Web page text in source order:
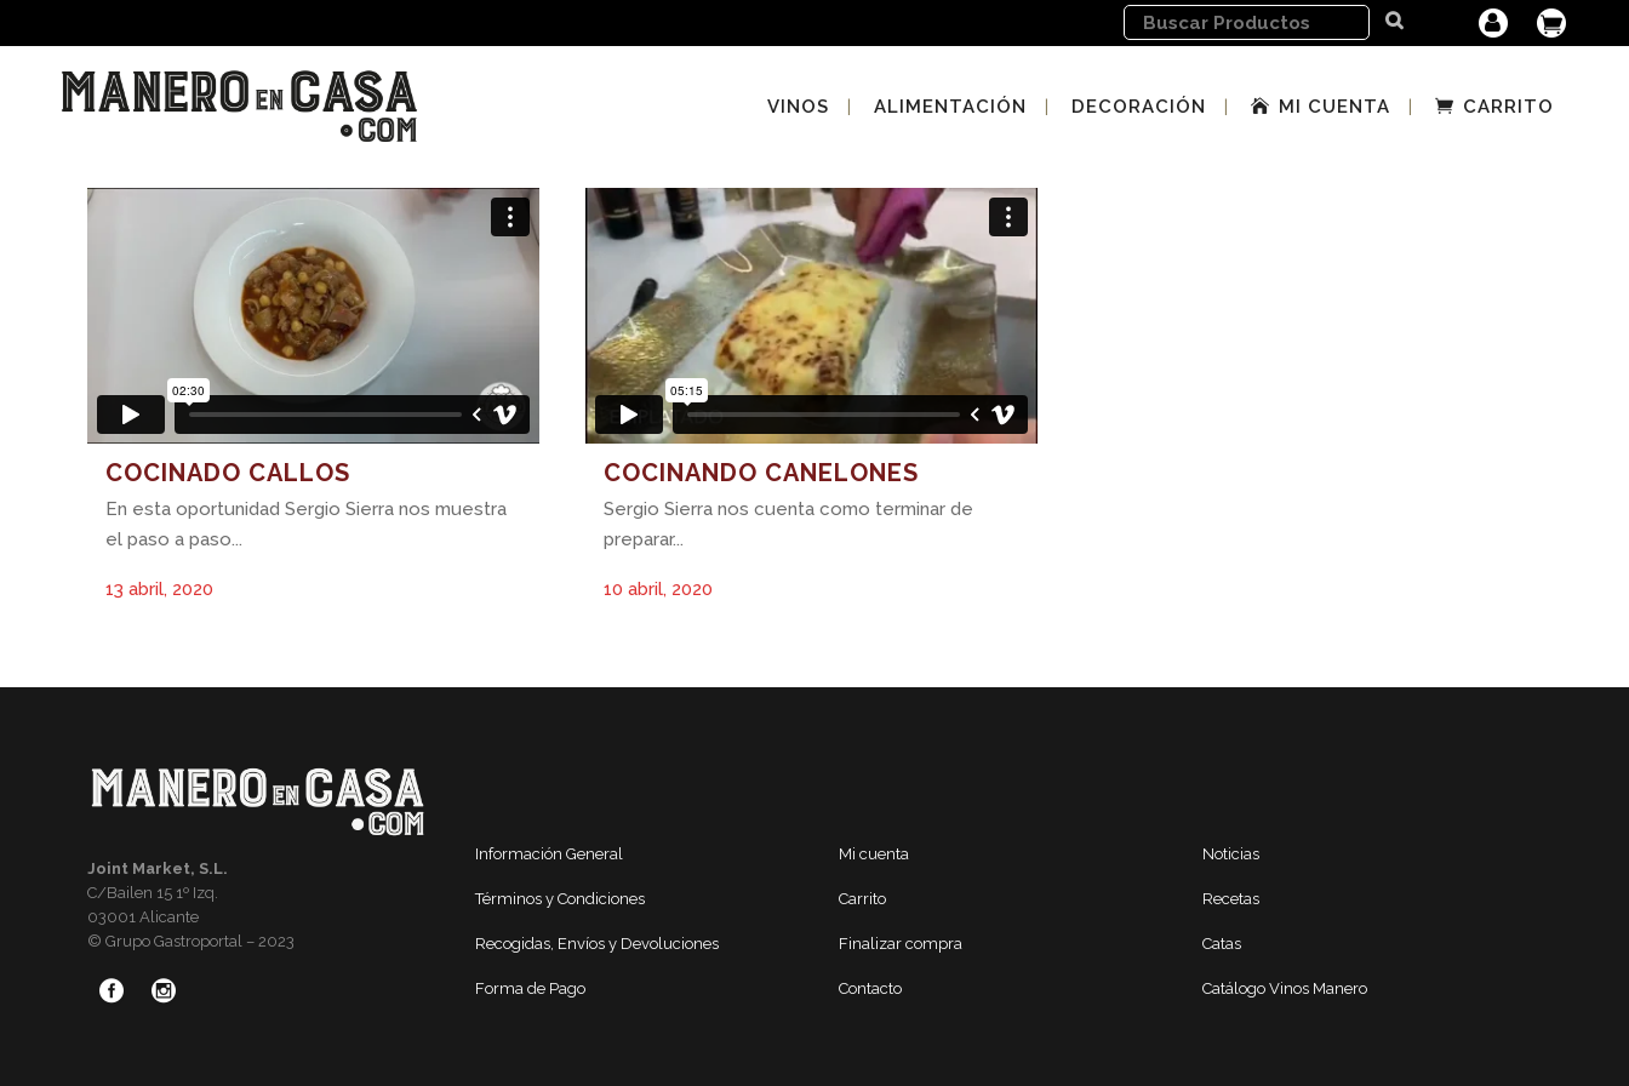
VINOS ALIMENTACIÓN DECORACIÓN MI CUENTA CARRITO
COCINADO CALLOS
En esta oportunidad Sergio Sierra nos muestra
el paso a paso...
13 abril, 2020
COCINANDO CANELONES
Sergio Sierra nos cuenta como terminar de
preparar...
10 abril, 2020
Joint Market, S.L.
C/Bailen 15 1º Izq.
03001 Alicante
© Grupo Gastroportal – 2023
Información General
Términos y Condiciones
Recogidas, Envíos y Devoluciones
Forma de Pago
Mi cuenta
Carrito
Finalizar compra
Contacto
Noticias
Recetas
Catas
Catálogo Vinos Manero